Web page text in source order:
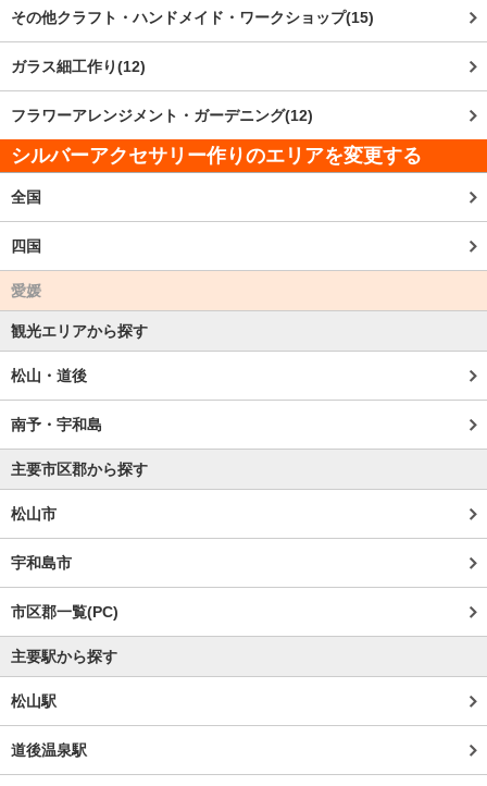
その他クラフト・ハンドメイド・ワークショップ(15)
ガラス細工作り(12)
フラワーアレンジメント・ガーデニング(12)
シルバーアクセサリー作りのエリアを変更する
全国
四国
愛媛
観光エリアから探す
松山・道後
南予・宇和島
主要市区郡から探す
松山市
宇和島市
市区郡一覧(PC)
主要駅から探す
松山駅
道後温泉駅